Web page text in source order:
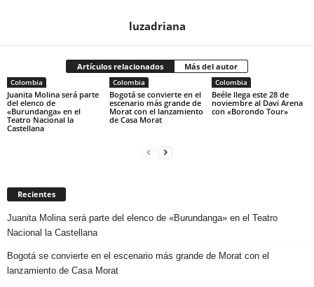
luzadriana
Artículos relacionados Más del autor
Colombia
Juanita Molina será parte
del elenco de
«Burundanga» en el
Teatro Nacional la
Castellana
Colombia
Bogotá se convierte en el
escenario más grande de
Morat con el lanzamiento
de Casa Morat
Colombia
Beéle llega este 28 de
noviembre al Davi Arena
con «Borondo Tour»
Recientes
Juanita Molina será parte del elenco de «Burundanga» en el Teatro
Nacional la Castellana
Bogotá se convierte en el escenario más grande de Morat con el
lanzamiento de Casa Morat